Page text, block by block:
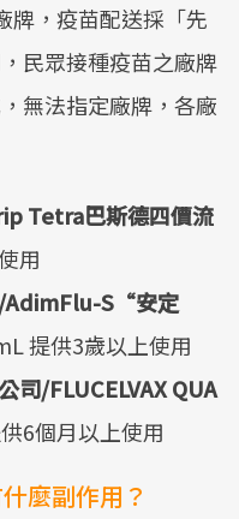
牌，疫苗配送採「先
民眾接種疫苗之廠牌
無法指定廠牌，各廠
Tetra巴斯德四價流
用
/AdimFlu-S“安定
提供3歲以上使用
司/FLUCELVAX QUA
6個月以上使用
麼副作用？